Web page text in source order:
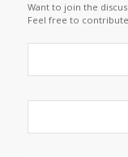
Want to join the
Feel free to